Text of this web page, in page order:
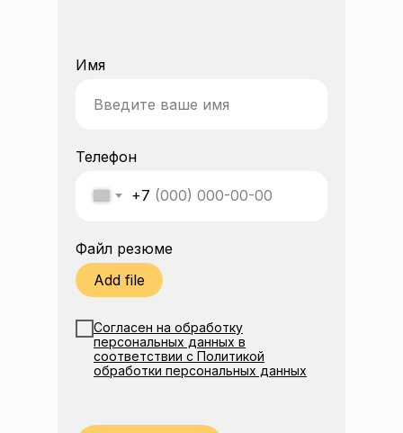
Имя
Телефон
+7
Файл резюме
Add file
Согласен на обработку
персональных данных в
соответствии с Политикой
обработки персональных данных